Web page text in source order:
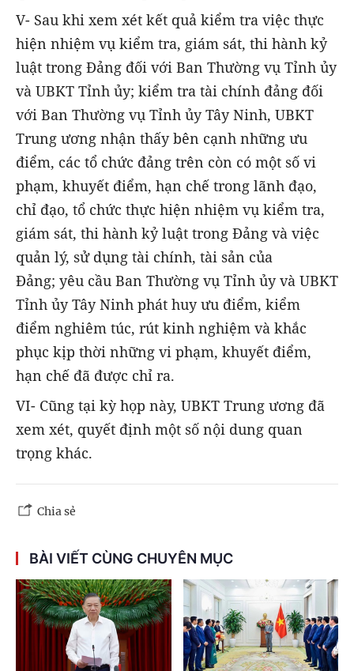
V- Sau khi xem xét kết quả kiểm tra việc thực
hiện nhiệm vụ kiểm tra, giám sát, thi hành kỷ
luật trong Đảng đối với Ban Thường vụ Tỉnh ủy
và UBKT Tỉnh ủy; kiểm tra tài chính đảng đối
với Ban Thường vụ Tỉnh ủy Tây Ninh, UBKT
Trung ương nhận thấy bên cạnh những ưu
điểm, các tổ chức đảng trên còn có một số vi
phạm, khuyết điểm, hạn chế trong lãnh đạo,
chỉ đạo, tổ chức thực hiện nhiệm vụ kiểm tra,
giám sát, thi hành kỷ luật trong Đảng và việc
quản lý, sử dụng tài chính, tài sản của
Đảng; yêu cầu Ban Thường vụ Tỉnh ủy và UBKT
Tỉnh ủy Tây Ninh phát huy ưu điểm, kiểm
điểm nghiêm túc, rút kinh nghiệm và khắc
phục kịp thời những vi phạm, khuyết điểm,
hạn chế đã được chỉ ra.
VI- Cũng tại kỳ họp này, UBKT Trung ương đã
xem xét, quyết định một số nội dung quan
trọng khác.
Chia sẻ
BÀI VIẾT CÙNG CHUYÊN MỤC